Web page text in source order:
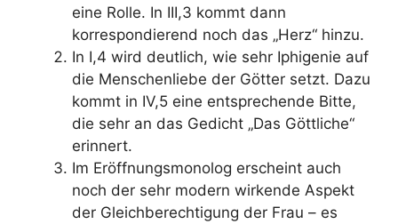
eine Rolle. In III,3 kommt dann
korrespondierend noch das „Herz“ hinzu.
In I,4 wird deutlich, wie sehr Iphigenie auf
die Menschenliebe der Götter setzt. Dazu
kommt in IV,5 eine entsprechende Bitte,
die sehr an das Gedicht „Das Göttliche“
erinnert.
Im Eröffnungsmonolog erscheint auch
noch der sehr modern wirkende Aspekt
der Gleichberechtigung der Frau – es